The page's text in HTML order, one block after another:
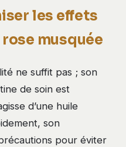
les effets
musquée
ne suffit pas ; son
de soin est
d’une huile
son
pour éviter